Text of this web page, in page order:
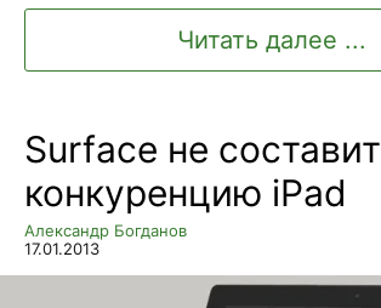
Читать далее ...
Surface не составит
конкуренцию iPad
Александр Богданов
17.01.2013